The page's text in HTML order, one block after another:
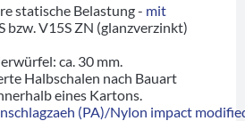
statische Belastung - mit
bzw. V15S ZN (glanzverzinkt)
ca. 30 mm.
Halbschalen nach Bauart
eines Kartons.
(PA)/Nylon impact